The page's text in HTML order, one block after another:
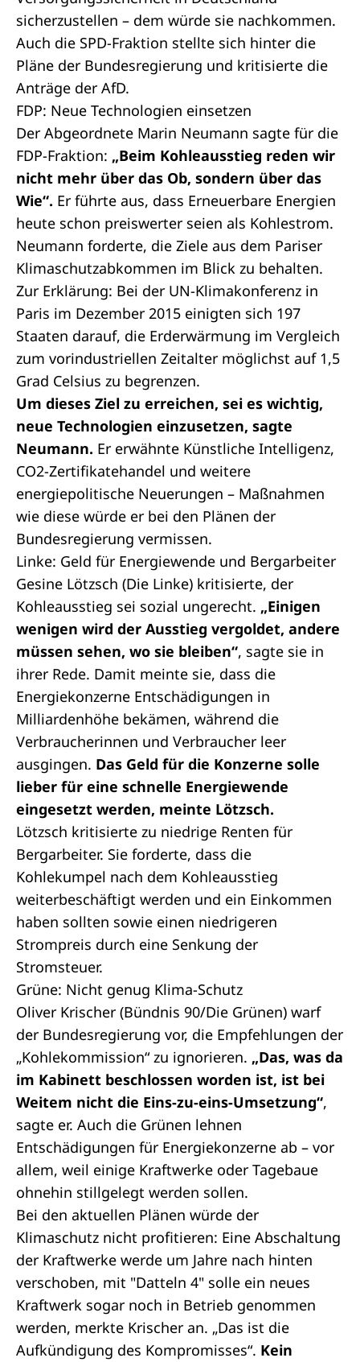
sicherzustellen – dem würde sie nachkommen.
Auch die SPD-Fraktion stellte sich hinter die
Pläne der Bundesregierung und kritisierte die
Anträge der AfD.
FDP: Neue Technologien einsetzen
Der Abgeordnete Marin Neumann sagte für die
FDP-Fraktion: „Beim Kohleausstieg reden wir
nicht mehr über das Ob, sondern über das
Wie“. Er führte aus, dass Erneuerbare Energien
heute schon preiswerter seien als Kohlestrom.
Neumann forderte, die Ziele aus dem Pariser
Klimaschutzabkommen im Blick zu behalten.
Zur Erklärung: Bei der UN-Klimakonferenz in
Paris im Dezember 2015 einigten sich 197
Staaten darauf, die Erderwärmung im Vergleich
zum vorindustriellen Zeitalter möglichst auf 1,5
Grad Celsius zu begrenzen.
Um dieses Ziel zu erreichen, sei es wichtig,
neue Technologien einzusetzen, sagte
Neumann. Er erwähnte Künstliche Intelligenz,
CO2-Zertifikatehandel und weitere
energiepolitische Neuerungen – Maßnahmen
wie diese würde er bei den Plänen der
Bundesregierung vermissen.
Linke: Geld für Energiewende und Bergarbeiter
Gesine Lötzsch (Die Linke) kritisierte, der
Kohleausstieg sei sozial ungerecht. „Einigen
wenigen wird der Ausstieg vergoldet, andere
müssen sehen, wo sie bleiben“, sagte sie in
ihrer Rede. Damit meinte sie, dass die
Energiekonzerne Entschädigungen in
Milliardenhöhe bekämen, während die
Verbraucherinnen und Verbraucher leer
ausgingen. Das Geld für die Konzerne solle
lieber für eine schnelle Energiewende
eingesetzt werden, meinte Lötzsch.
Lötzsch kritisierte zu niedrige Renten für
Bergarbeiter. Sie forderte, dass die
Kohlekumpel nach dem Kohleausstieg
weiterbeschäftigt werden und ein Einkommen
haben sollten sowie einen niedrigeren
Strompreis durch eine Senkung der
Stromsteuer.
Grüne: Nicht genug Klima-Schutz
Oliver Krischer (Bündnis 90/Die Grünen) warf
der Bundesregierung vor, die Empfehlungen der
„Kohlekommission“ zu ignorieren. „Das, was da
im Kabinett beschlossen worden ist, ist bei
Weitem nicht die Eins-zu-eins-Umsetzung“,
sagte er. Auch die Grünen lehnen
Entschädigungen für Energiekonzerne ab – vor
allem, weil einige Kraftwerke oder Tagebaue
ohnehin stillgelegt werden sollen.
Bei den aktuellen Plänen würde der
Klimaschutz nicht profitieren: Eine Abschaltung
der Kraftwerke werde um Jahre nach hinten
verschoben, mit "Datteln 4" solle ein neues
Kraftwerk sogar noch in Betrieb genommen
werden, merkte Krischer an. „Das ist die
Aufkündigung des Kompromisses“. Kein